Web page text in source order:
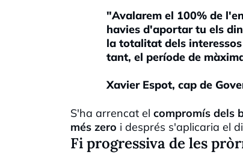
"Avalarem el 100% de
havies d'aportar tu els
la totalitat dels
tant, el període de
Xavier Espot, cap de
S'ha arrencat el compromís dels
més zero i després s'aplicaria el
Fi progressiva de les